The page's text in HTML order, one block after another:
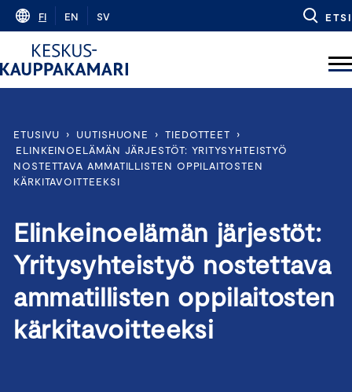
Skip
content
FI EN SV ETSI
ETUSIVU › UUTISHUONE › TIEDOTTEET
›
ELINKEINOELÄMÄN JÄRJESTÖT: YRITYSYHTEISTYÖ
NOSTETTAVA AMMATILLISTEN OPPILAITOSTEN
KÄRKITAVOITTEEKSI
Elinkeinoelämän järjestöt:
Yritysyhteistyö nostettava
ammatillisten oppilaitosten
kärkitavoitteeksi